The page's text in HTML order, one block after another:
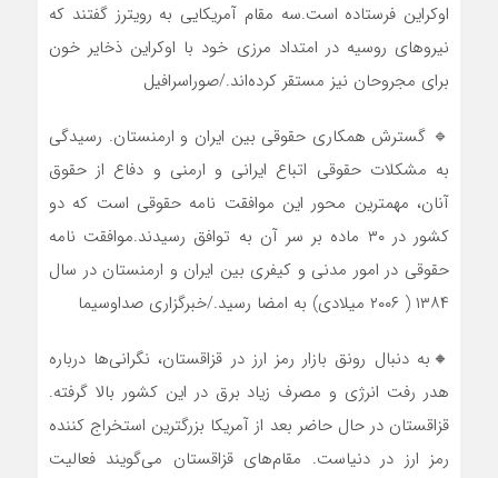
اوکراین فرستاده است.سه مقام آمریکایی به رویترز گفتند که
نیروهای روسیه در امتداد مرزی خود با اوکراین ذخایر خون
برای مجروحان نیز مستقر کرده‌اند./صوراسرافیل
🔹 گسترش همکاری حقوقی بین ایران و ارمنستان. رسیدگی
به مشکلات حقوقی اتباع ایرانی و ارمنی و دفاع از حقوق
آنان، مهمترین محور این موافقت نامه حقوقی است که دو
کشور در ۳۰ ماده بر سر آن به توافق رسیدند.موافقت نامه
حقوقی در امور مدنی و کیفری بین ایران و ارمنستان در سال
۱۳۸۴ ( ۲۰۰۶ میلادی) به امضا رسید./خبرگزاری صداوسیما
🔸به دنبال رونق بازار رمز ارز در قزاقستان، نگرانی‌ها درباره
هدر رفت انرژی و مصرف زیاد برق در این کشور بالا گرفته.
قزاقستان در حال حاضر بعد از آمریکا بزرگترین استخراج کننده
رمز ارز در دنیاست. مقام‌های قزاقستان می‌گویند فعالیت